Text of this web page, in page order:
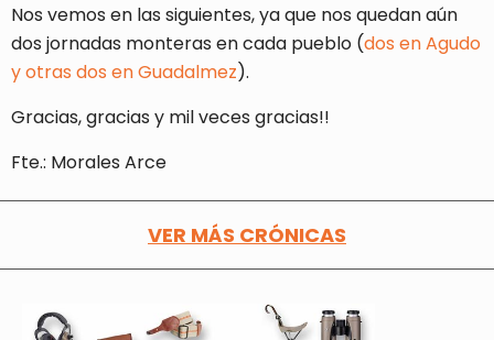
Nos vemos en las siguientes, ya que nos quedan aún
dos jornadas monteras en cada pueblo (dos en Agudo
y otras dos en Guadalmez).
Gracias, gracias y mil veces gracias!!
Fte.: Morales Arce
VER MÁS CRÓNICAS